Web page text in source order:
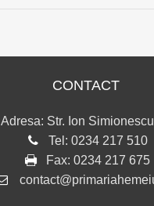
CONTACT
Adresa: Str. Ion
Tel: 0234 217 510
Fax: 0234 217 675